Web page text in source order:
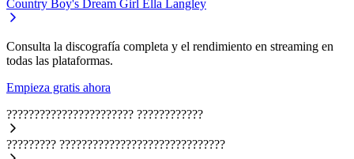
Country Boy's Dream Girl Ella Langley
Consulta la discografía completa y el rendimiento en streaming en
todas las plataformas.
Empieza gratis ahora
??????????????????????? ????????????
????????? ??????????????????????????????